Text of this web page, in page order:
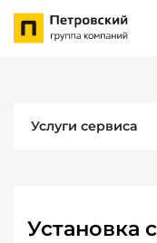
Услуги сервиса
Установка